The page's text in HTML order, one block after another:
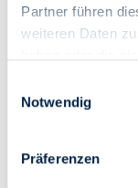
Partner führen
weiteren Daten
Sie haben das
jederzeit zu
Aufruf dieses
Rand möglich.
Notwendig
Präferenzen
Mo-Do